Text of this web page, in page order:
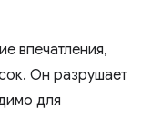
впечатления,
Он разрушает
для